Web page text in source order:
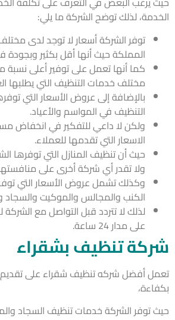
لذلك توضح الشركة ما يلي:
توفر الشركة أسعار لا توجد لدى مختلف
المملكة حيث أنها أقل بكثير وبجودة فائقة.
كما أنها تعمل على توفير أعلى نسبة من
مختلف خدمات التنظيف التي يطلبها
بالإضافة إلى عروض الأسعار التي توفرها
التنظيف في المواسم والأعياد.
ولكن لا داعي للتفكير في انخفاض
الاسعار التي تقدمها للعملاء.
حيث أن تنظيف المنازل التي توفرها
ولا تقدر أي شركة أخرى على منافستها.
وكذلك تشمل عروض الأسعار التي توفرها
الكنب والمجالس والموكيت والسجاد
لذلك لا تتردد قبل التواصل مع الشركة
على مدار 24 ساعة.
تنظيف بشقراء
أفضل شركه تنظيف شقراء على تقديم
توفر الشركة خدمات تنظيف السجاد